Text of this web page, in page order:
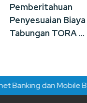
Pemberitahuan
Penyesuaian Biaya
Tabungan TORA ...
dan Mobile